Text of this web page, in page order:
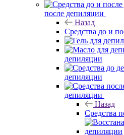
после депиляции
Назад
Средства до и
депиляции
депиляции
депиляции
Назад
Средства